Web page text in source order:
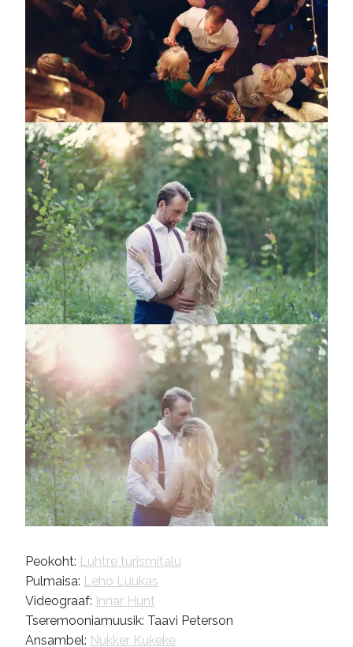
Peokoht: Luhtre turismitalu
Pulmaisa: Leho Luukas
Videograaf: Innar Hunt
Tseremooniamuusik: Taavi Peterson
Ansambel: Nukker Kukeke